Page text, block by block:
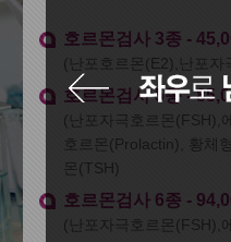
호르몬검사 3종 -
(난포호르몬(E2),난포자
호르몬검사 5종 -
(난포자극호르몬(FSH),
호르몬(Prolactin), 황체
몬(TSH)
호르몬검사 6종 -
(난포자극호르몬(FSH),